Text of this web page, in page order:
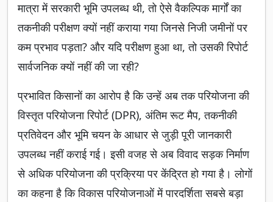
मात्रा में सरकारी भूमि उपलब्ध थी, तो ऐसे वैकल्पिक मार्गों का
तकनीकी परीक्षण क्यों नहीं कराया गया जिनसे निजी जमीनों पर
कम प्रभाव पड़ता? और यदि परीक्षण हुआ था, तो उसकी रिपोर्ट
सार्वजनिक क्यों नहीं की जा रही?
प्रभावित किसानों का आरोप है कि उन्हें अब तक परियोजना की
विस्तृत परियोजना रिपोर्ट (DPR), अंतिम रूट मैप, तकनीकी
प्रतिवेदन और भूमि चयन के आधार से जुड़ी पूरी जानकारी
उपलब्ध नहीं कराई गई। इसी वजह से अब विवाद सड़क निर्माण
से अधिक परियोजना की प्रक्रिया पर केंद्रित हो गया है। लोगों
का कहना है कि विकास परियोजनाओं में पारदर्शिता सबसे बड़ा